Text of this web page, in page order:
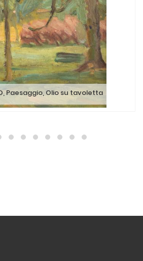
Paesaggio, Olio su tavoletta